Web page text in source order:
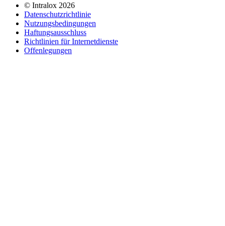
© Intralox 2026
Datenschutzrichtlinie
Nutzungsbedingungen
Haftungsausschluss
Richtlinien für Internetdienste
Offenlegungen